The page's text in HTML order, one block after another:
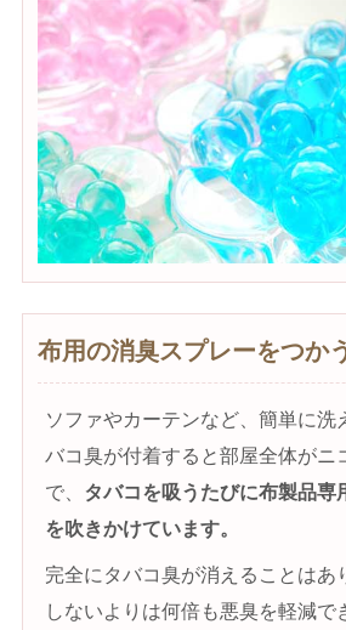
布用の消臭スプレーをつか
ソファやカーテンなど、簡単に洗
バコ臭が付着すると部屋全体がニ
で、
タバコを吸うたびに布製品専
を吹きかけています。
完全にタバコ臭が消えることはあ
しないよりは何倍も悪臭を軽減で